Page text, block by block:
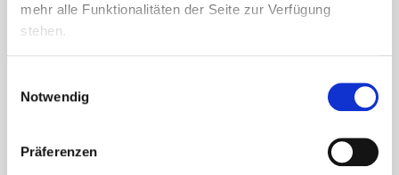
mehr alle Funktionalitäten der Seite zur Verfügung
stehen.
Notwendig
Präferenzen
Seniorenresidenz Bremer Straße
Zur Weihnachtszeit darf eines natürlich nicht fehlen: das
Weihnachtsbaums und dem Plätzchenbacken wurde in der
Seniorenresidenz Bremer Straße auch wieder fleißig...